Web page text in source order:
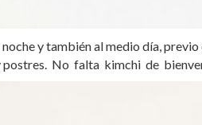
y también al medio día,
postres. No falta kimchi de